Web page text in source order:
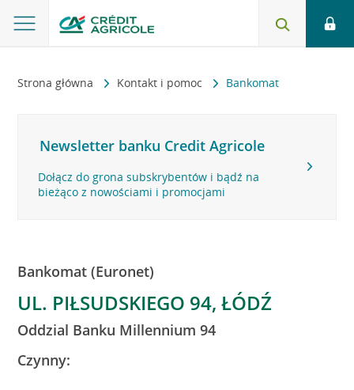
Strona główna Kontakt i pomoc Bankomat
Newsletter banku Credit Agricole
Dołącz do grona subskrybentów i bądź na
bieżąco z nowościami i promocjami
Bankomat (Euronet)
UL. PIŁSUDSKIEGO 94, ŁÓDŹ
Oddzial Banku Millennium 94
Czynny: